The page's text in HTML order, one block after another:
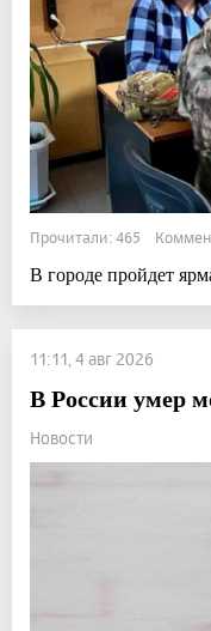
Прочитали: 465
В городе пройдет
11:11, 4 авг 2026
В России умер
Новости